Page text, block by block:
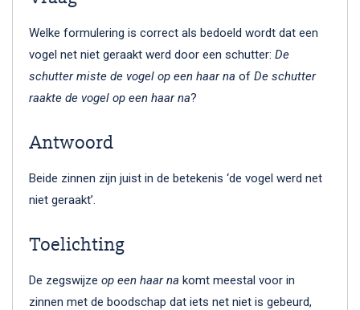
Welke formulering is correct als bedoeld wordt dat een
vogel net niet geraakt werd door een schutter: De
schutter miste de vogel op een haar na of De schutter
raakte de vogel op een haar na?
Antwoord
Beide zinnen zijn juist in de betekenis ‘de vogel werd net
niet geraakt’.
Toelichting
De zegswijze op een haar na komt meestal voor in
zinnen met de boodschap dat iets net niet is gebeurd,